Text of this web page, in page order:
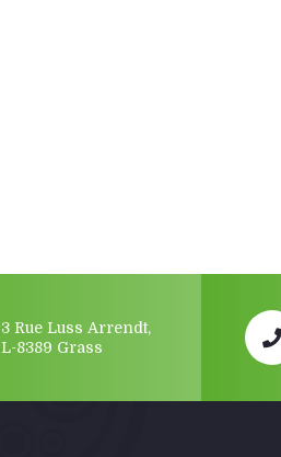
3 Rue Luss Arrendt,
L-8389 Grass